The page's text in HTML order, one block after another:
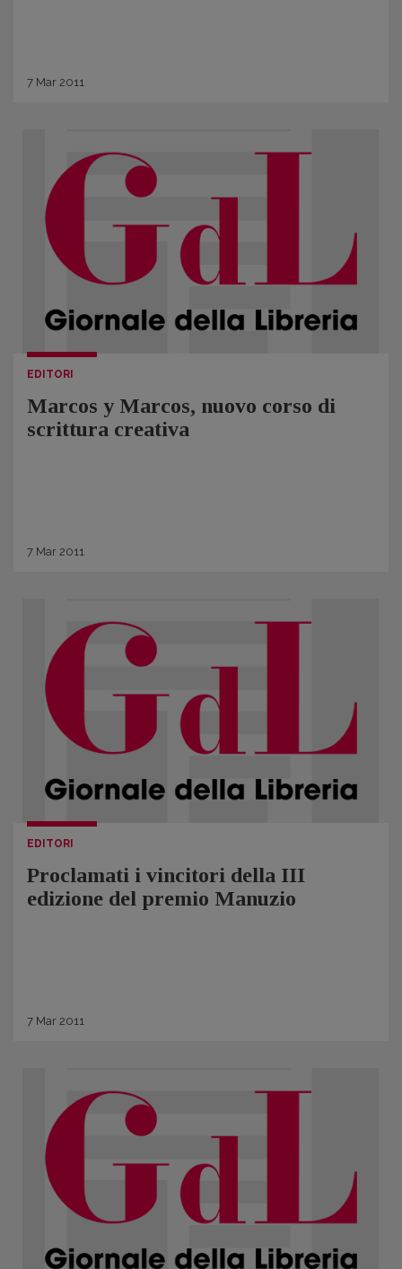
7 Mar 2011
EDITORI
Marcos y Marcos, nuovo corso di
scrittura creativa
7 Mar 2011
EDITORI
Proclamati i vincitori della III
edizione del premio Manuzio
7 Mar 2011